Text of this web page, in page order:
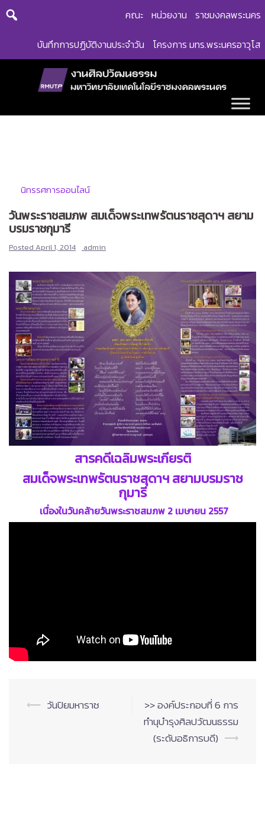
Skip
คณะ หน่วยงาน ราชมงคลพระนคร
บันทึกการปฏิบัติงานประจำวัน โครงการ มทร.พระนครอาวุโส
นิทรรศการออนไลน์
วันพระราชสมภพ สมเด็จพระเทพรัตนราชสุดาฯ สยาม
บรมราชกุมารี
Posted April 1, 2014 admin
สารคดีเฉลิมพระเกียรติ
สมเด็จพระเทพรัตนราชสุดาฯ สยามบรมราช
กุมารี
เนื่องในวันคล้ายวันพระราชสมภพ 2 เมษายน 2557
Post
⟵ วันปิยมหาราช
>> องค์ประกอบที่ 6 การ
ทำนุบำรุงศิลปวัฒนธรรม
(ระดับอธิการบดี) ⟶